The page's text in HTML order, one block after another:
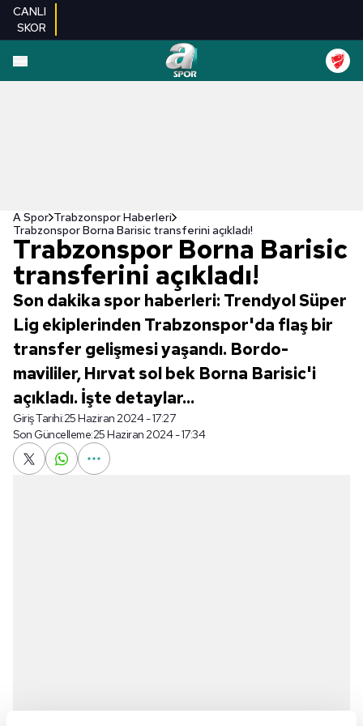
CANLI
SKOR
A Spor Trabzonspor Haberleri
Trabzonspor Borna Barisic transferini açıkladı!
Trabzonspor Borna Barisic
transferini açıkladı!
Son dakika spor haberleri: Trendyol Süper
Lig ekiplerinden Trabzonspor'da flaş bir
transfer gelişmesi yaşandı. Bordo-
mavililer, Hırvat sol bek Borna Barisic'i
açıkladı. İşte detaylar...
Giriş Tarihi:25 Haziran 2024 - 17:27
Son Güncelleme:25 Haziran 2024 - 17:34